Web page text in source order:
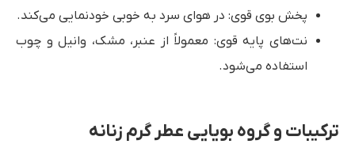
پخش بوی قوی: در هوای سرد به خوبی خودنمایی می‌کند.
نت‌های پایه قوی: معمولاً از عنبر، مشک، وانیل و چوب
استفاده می‌شود.
ترکیبات و گروه بویایی عطر گرم زنانه